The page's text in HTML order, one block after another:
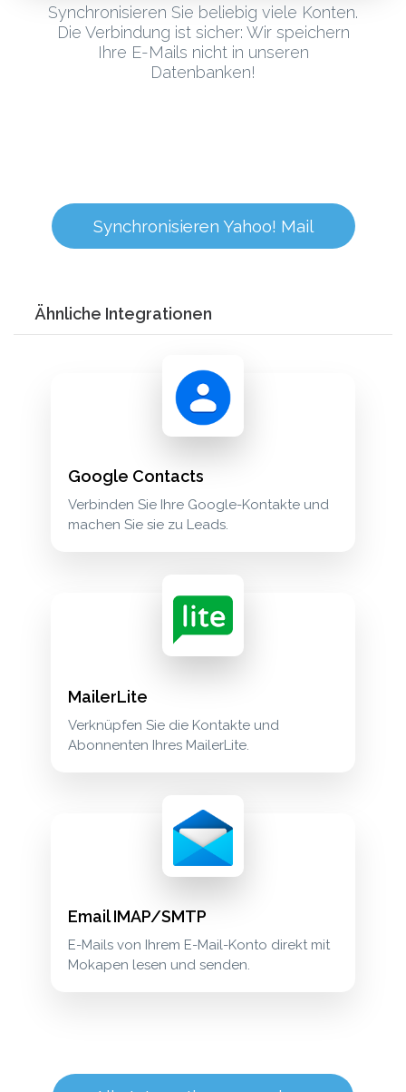
Synchronisieren Sie beliebig viele Konten.
Die Verbindung ist sicher: Wir speichern
Ihre E-Mails nicht in unseren
Datenbanken!
Synchronisieren Yahoo! Mail
Ähnliche Integrationen
Google Contacts
Verbinden Sie Ihre Google-Kontakte und
machen Sie sie zu Leads.
MailerLite
Verknüpfen Sie die Kontakte und
Abonnenten Ihres MailerLite.
Email IMAP/SMTP
E-Mails von Ihrem E-Mail-Konto direkt mit
Mokapen lesen und senden.